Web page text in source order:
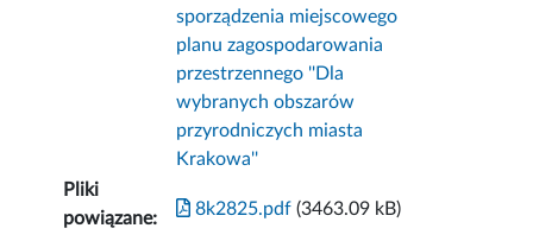
sporządzenia miejscowego
planu zagospodarowania
przestrzennego ''Dla
wybranych obszarów
przyrodniczych miasta
Krakowa''
Pliki
powiązane:
8k2825.pdf (3463.09 kB)